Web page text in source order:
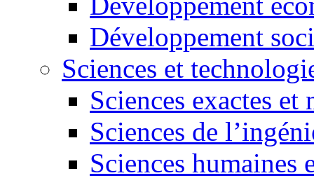
Développement
Sciences et
Sciences exactes et
Sciences de
Sciences humaines